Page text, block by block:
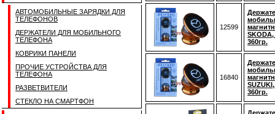
АВТОМОБИЛЬНЫЕ ЗАРЯДКИ ДЛЯ
ТЕЛЕФОНОВ
ДЕРЖАТЕЛИ ДЛЯ МОБИЛЬНОГО
ТЕЛЕФОНА
КОВРИКИ ПАНЕЛИ
ПРОЧИЕ УСТРОЙСТВА ДЛЯ
ТЕЛЕФОНА
РАЗВЕТВИТЕЛИ
СТЕКЛО НА СМАРТФОН
12599
360гр.
16840
360гр.